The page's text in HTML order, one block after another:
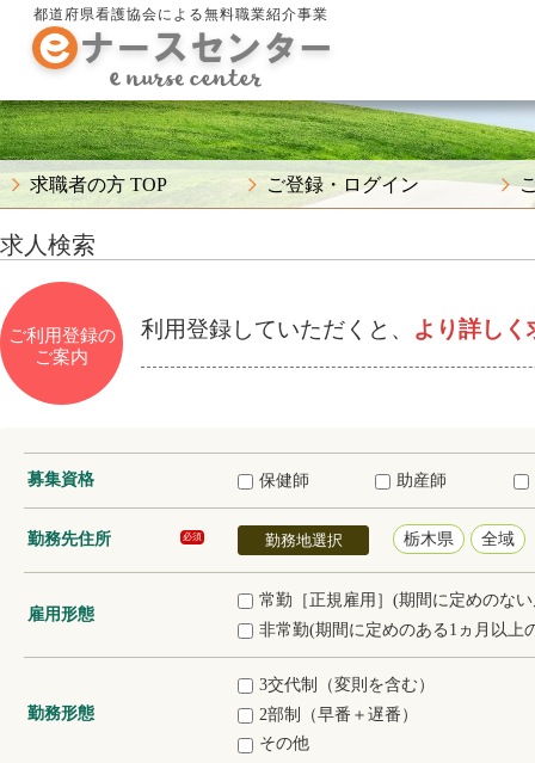
都道府県看護協会による無料職業紹介事業
求職者の方 TOP ご登録・ログイン
求人検索
ご利用登録の
ご案内
利用登録していただくと、 より詳しく
募集資格 保健師 助産師
勤務先住所 必須 勤務地選択 栃木県 全域
雇用形態
常勤［正規雇用］(期間に定めのな
非常勤(期間に定めのある1ヵ月以上
勤務形態
3交代制（変則を含む）
2部制（早番＋遅番）
その他